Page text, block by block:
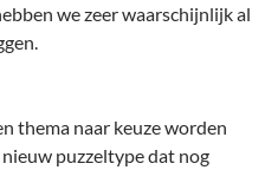
we zeer waarschijnlijk al
thema naar keuze worden
puzzeltype dat nog